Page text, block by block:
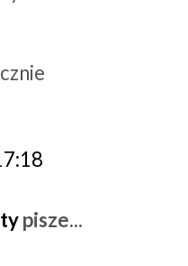
pisze...